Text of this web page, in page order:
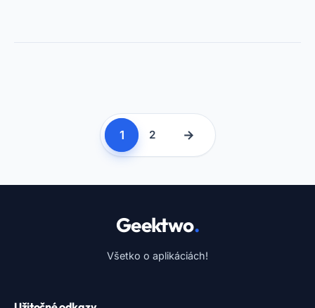
1 2 →
Geektwo.
Všetko o aplikáciách!